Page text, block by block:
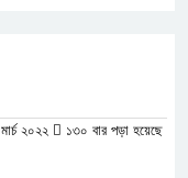
২০২২ ১৩০ বার পড়া হয়েছে